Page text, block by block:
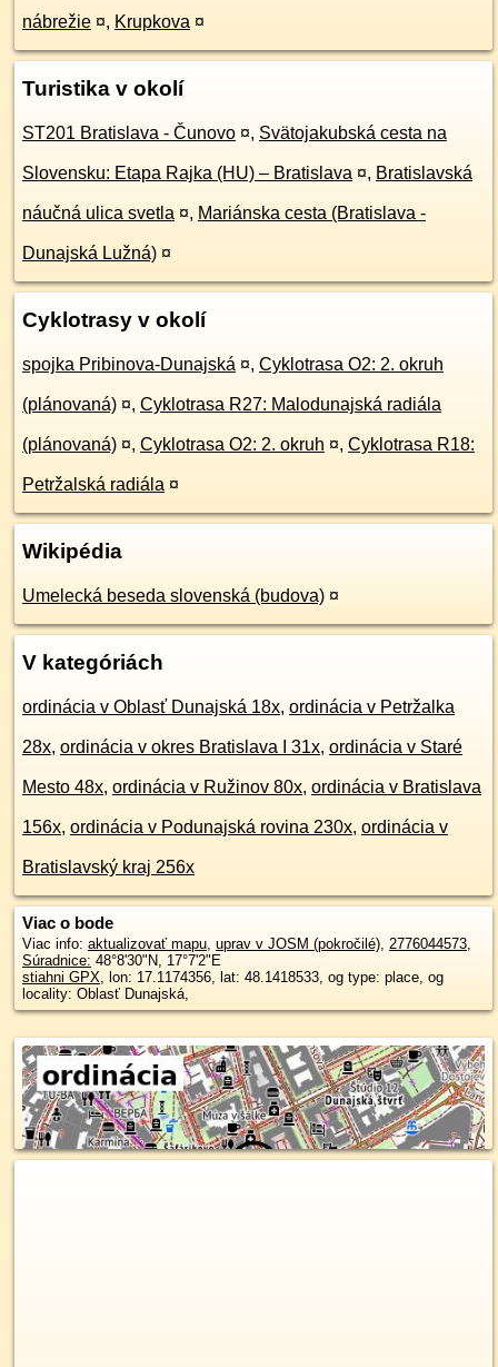
nábrežie ¤, Krupkova ¤
Turistika v okolí
ST201 Bratislava - Čunovo ¤, Svätojakubská cesta na
Slovensku: Etapa Rajka (HU) – Bratislava ¤, Bratislavská
náučná ulica svetla ¤, Mariánska cesta (Bratislava -
Dunajská Lužná) ¤
Cyklotrasy v okolí
spojka Pribinova-Dunajská ¤, Cyklotrasa O2: 2. okruh
(plánovaná) ¤, Cyklotrasa R27: Malodunajská radiála
(plánovaná) ¤, Cyklotrasa O2: 2. okruh ¤, Cyklotrasa R18:
Petržalská radiála ¤
Wikipédia
Umelecká beseda slovenská (budova) ¤
V kategóriách
ordinácia v Oblasť Dunajská 18x, ordinácia v Petržalka
28x, ordinácia v okres Bratislava I 31x, ordinácia v Staré
Mesto 48x, ordinácia v Ružinov 80x, ordinácia v Bratislava
156x, ordinácia v Podunajská rovina 230x, ordinácia v
Bratislavský kraj 256x
Viac o bode
Viac info: aktualizovať mapu uprav v JOSM (pokročilé) 2776044573
Súradnice: 48°8'30"N 17°7'2"E
stiahni GPX , lon: 17.1174356, lat: 48.1418533, og type: place, og
locality: Oblasť Dunajská,